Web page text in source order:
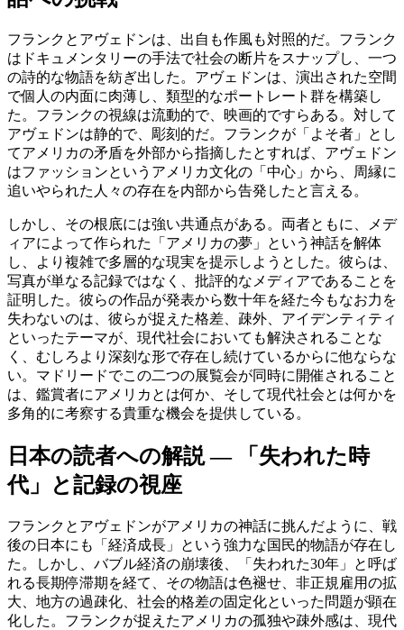
フランクとアヴェドンは、出自も作風も対照的だ。フランク
はドキュメンタリーの手法で社会の断片をスナップし、一つ
の詩的な物語を紡ぎ出した。アヴェドンは、演出された空間
で個人の内面に肉薄し、類型的なポートレート群を構築し
た。フランクの視線は流動的で、映画的ですらある。対して
アヴェドンは静的で、彫刻的だ。フランクが「よそ者」とし
てアメリカの矛盾を外部から指摘したとすれば、アヴェドン
はファッションというアメリカ文化の「中心」から、周縁に
追いやられた人々の存在を内部から告発したと言える。
しかし、その根底には強い共通点がある。両者ともに、メデ
ィアによって作られた「アメリカの夢」という神話を解体
し、より複雑で多層的な現実を提示しようとした。彼らは、
写真が単なる記録ではなく、批評的なメディアであることを
証明した。彼らの作品が発表から数十年を経た今もなお力を
失わないのは、彼らが捉えた格差、疎外、アイデンティティ
といったテーマが、現代社会においても解決されることな
く、むしろより深刻な形で存在し続けているからに他ならな
い。マドリードでこの二つの展覧会が同時に開催されること
は、鑑賞者にアメリカとは何か、そして現代社会とは何かを
多角的に考察する貴重な機会を提供している。
日本の読者への解説 — 「失われた時
代」と記録の視座
フランクとアヴェドンがアメリカの神話に挑んだように、戦
後の日本にも「経済成長」という強力な国民的物語が存在し
た。しかし、バブル経済の崩壊後、「失われた30年」と呼ば
れる長期停滞期を経て、その物語は色褪せ、非正規雇用の拡
大、地方の過疎化、社会的格差の固定化といった問題が顕在
化した。フランクが捉えたアメリカの孤独や疎外感は、現代